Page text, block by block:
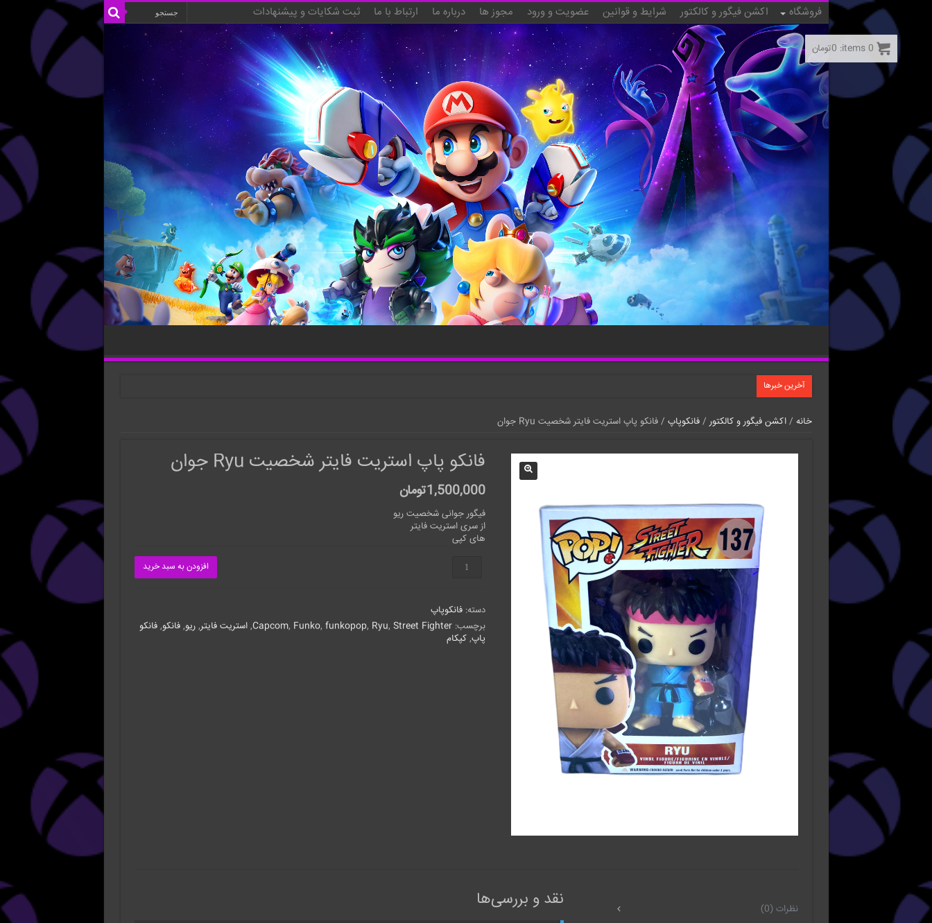
فروشگاه اکشن فیگور و کالکتور شرایط و قوانین عضویت و ورود مجوز ها درباره ما ارتباط با ما ثبت شکایات و پیشنهادات
آخرین خبرها
خانه /اکشن فیگور و کالکتور/فانکوپاپ / فانکو پاپ استریت فایتر شخصیت Ryu جوان
فانکو پاپ استریت فایتر شخصیت Ryu جوان
1,500,000تومان
فیگور جوانی شخصیت ریو
از سری استریت فایتر
های کپی
شخصیت
Ryu
جوان
افزودن به سبد خرید
دسته: فانکوپاپ
برچسب:
Capcom, Funko,funkopop, Ryu,Street Fighter
, استریت فایتر, ریو, فانکو, فانکو
پاپ, کپکام
نظرات (0) نقد و بررسی‌ها
0
items:
0تومان